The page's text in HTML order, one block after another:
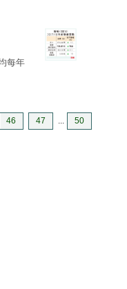
每年
46 47 ... 50